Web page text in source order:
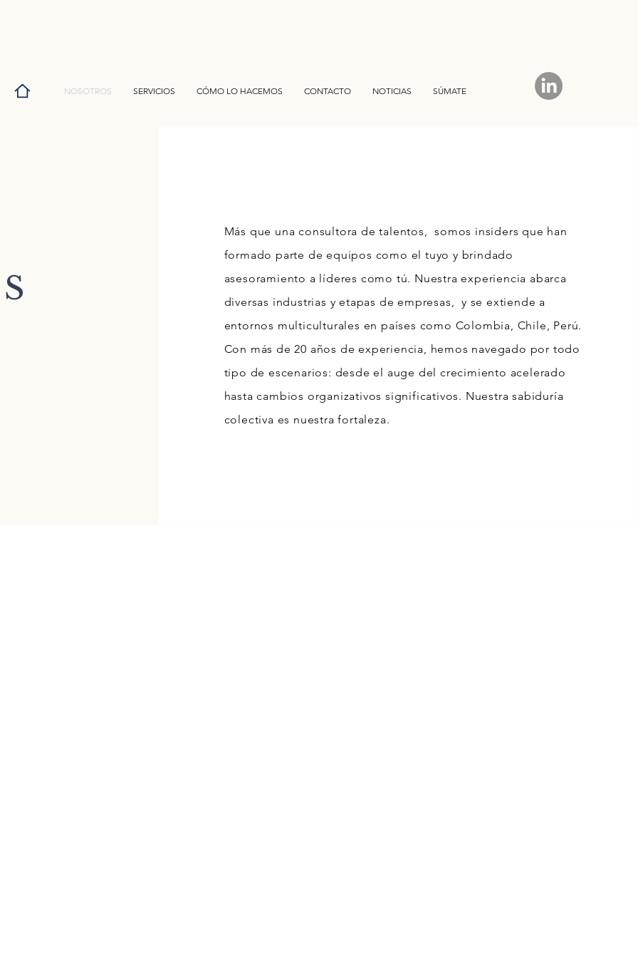
NOSOTROS SERVICIOS CÓMO LO HACEMOS CONTACTO NOTICIAS SÚMATE
Más que una consultora de talentos, somos insiders que han
formado parte de equipos como el tuyo y brindado
asesoramiento a líderes como tú. Nuestra experiencia abarca
diversas industrias y etapas de empresas, y se extiende a
entornos multiculturales en países como Colombia, Chile, Perú.
Con más de 20 años de experiencia, hemos navegado por todo
tipo de escenarios: desde el auge del crecimiento acelerado
hasta cambios organizativos significativos. Nuestra sabiduría
colectiva es nuestra fortaleza.